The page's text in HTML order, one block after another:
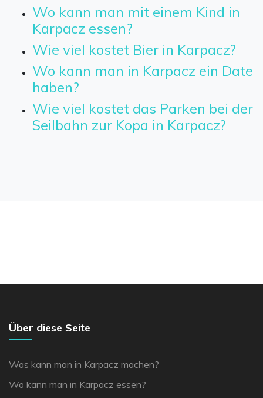
Wo kann man mit einem Kind in
Karpacz essen?
Wie viel kostet Bier in Karpacz?
Wo kann man in Karpacz ein Date
haben?
Wie viel kostet das Parken bei der
Seilbahn zur Kopa in Karpacz?
Über diese Seite
Was kann man in Karpacz machen?
Wo kann man in Karpacz essen?